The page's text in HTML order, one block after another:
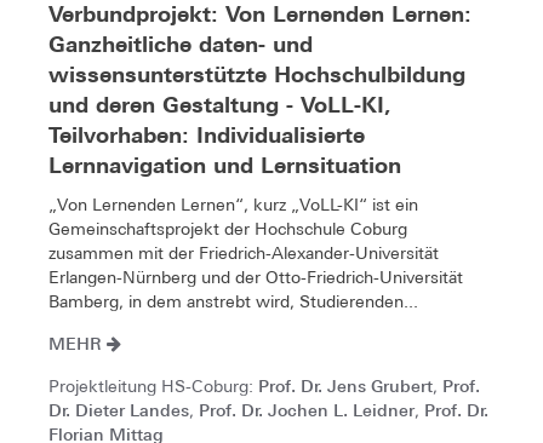
Verbundprojekt: Von Lernenden Lernen:
Ganzheitliche daten- und
wissensunterstützte Hochschulbildung
und deren Gestaltung - VoLL-KI,
Teilvorhaben: Individualisierte
Lernnavigation und Lernsituation
„Von Lernenden Lernen“, kurz „VoLL-KI“ ist ein
Gemeinschaftsprojekt der Hochschule Coburg
zusammen mit der Friedrich-Alexander-Universität
Erlangen-Nürnberg und der Otto-Friedrich-Universität
Bamberg, in dem anstrebt wird, Studierenden...
MEHR
Projektleitung HS-Coburg: Prof. Dr. Jens Grubert, Prof.
Dr. Dieter Landes, Prof. Dr. Jochen L. Leidner, Prof. Dr.
Florian Mittag